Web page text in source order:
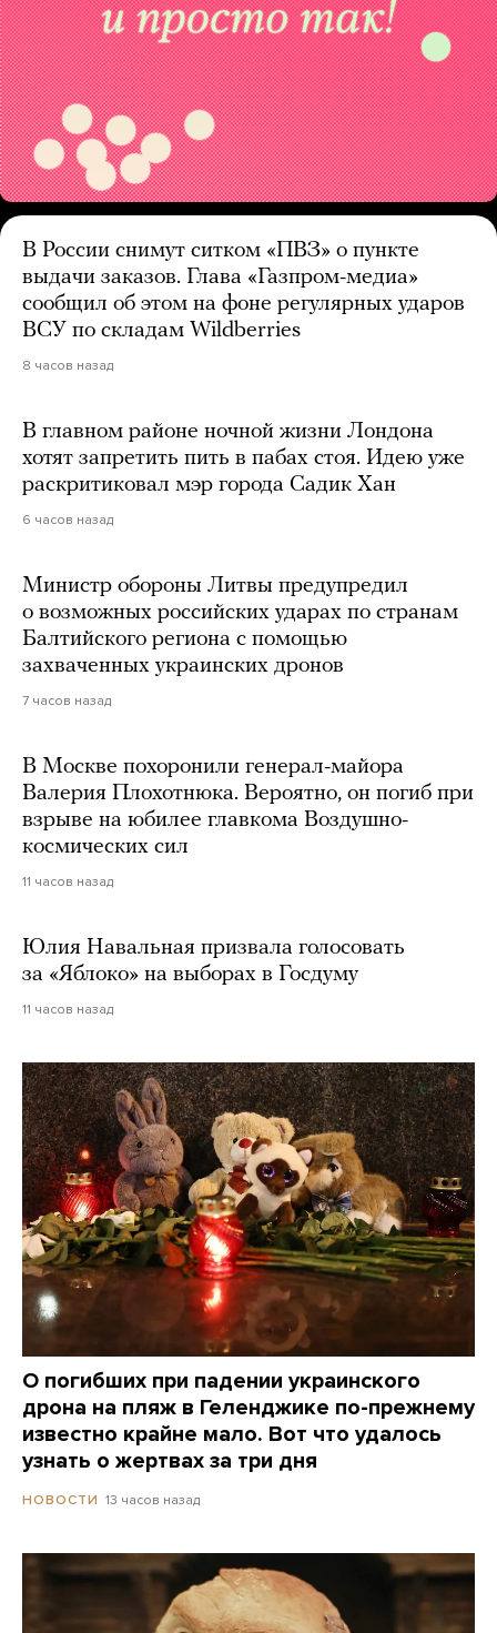
В России снимут ситком «ПВЗ» о пункте
выдачи заказов. Глава «Газпром-медиа»
сообщил об этом на фоне регулярных ударов
ВСУ по складам Wildberries
8 часов назад
В главном районе ночной жизни Лондона
хотят запретить пить в пабах стоя. Идею уже
раскритиковал мэр города Садик Хан
6 часов назад
Министр обороны Литвы предупредил
о возможных российских ударах по странам
Балтийского региона с помощью
захваченных украинских дронов
7 часов назад
В Москве похоронили генерал-майора
Валерия Плохотнюка. Вероятно, он погиб при
взрыве на юбилее главкома Воздушно-
космических сил
11 часов назад
Юлия Навальная призвала голосовать
за «Яблоко» на выборах в Госдуму
11 часов назад
О погибших при падении украинского
дрона на пляж в Геленджике по-прежнему
известно крайне мало. Вот что удалось
узнать о жертвах за три дня
НОВОСТИ 13 часов назад